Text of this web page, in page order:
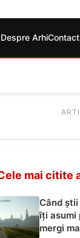
Despre ArhiContact
mai citite
Când
îți asumi
mergi